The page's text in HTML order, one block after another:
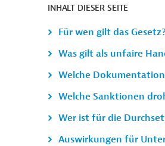
INHALT DIESER SEITE
Für wen gilt das
Was gilt als unfaire
Welche
Welche Sanktionen
Wer ist für die
Auswirkungen für